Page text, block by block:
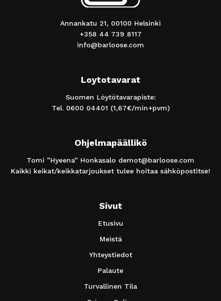
Annankatu 21, 00100 Helsinki
+358 44 739 8117
info@barloose.com
Loytotavarat
Suomen Löytötavarapiste:
Tel. 0600 04401 (1,67€/min+pvm)
Ohjelmapäällikö
Tomi ”Hyeena” Honkasalo demot@barloose.com
Kaikki keikat/keikkatarjoukset tulee hoitaa sähköpostitse!
Sivut
Etusivu
Meistä
Yhteystiedot
Palaute
Turvallinen Tila